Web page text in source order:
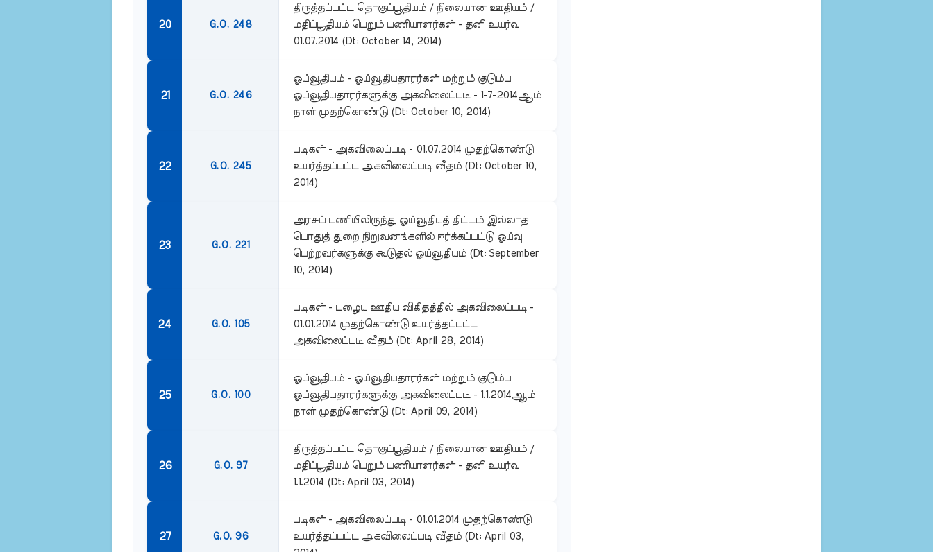
G.O. 248
திருத்தப்பட்ட தொகுப்பூதியம் / நிலையான ஊதியம் /
மதிப்பூதியம் பெறும் பணியாளர்கள் - தனி உயர்வு
01.07.2014 (Dt: October 14, 2014)
G.O. 246
ஓய்வூதியம் - ஓய்வூதியதாரர்கள் மற்றும் குடும்ப
ஓய்வூதியதாரர்களுக்கு அகவிலைப்படி - 1-7-2014ஆம்
நாள் முதற்கொண்டு (Dt: October 10, 2014)
G.O. 245
படிகள் - அகவிலைப்படி - 01.07.2014 முதற்கொண்டு
உயர்த்தப்பட்ட அகவிலைப்படி வீதம் (Dt: October 10,
2014)
G.O. 221
அரசுப் பணியிலிருந்து ஓய்வூதியத் திட்டம் இல்லாத
பொதுத் துறை நிறுவனங்களில் ஈர்க்கப்பட்டு ஓய்வு
பெற்றவர்களுக்கு கூடுதல் ஓய்வூதியம் (Dt: September
10, 2014)
G.O. 105
படிகள் - பழைய ஊதிய விகிதத்தில் அகவிலைப்படி -
01.01.2014 முதற்கொண்டு உயர்த்தப்பட்ட
அகவிலைப்படி வீதம் (Dt: April 28, 2014)
G.O. 100
ஓய்வூதியம் - ஓய்வூதியதாரர்கள் மற்றும் குடும்ப
ஓய்வூதியதாரர்களுக்கு அகவிலைப்படி - 1.1.2014ஆம்
நாள் முதற்கொண்டு (Dt: April 09, 2014)
G.O. 97
திருத்தப்பட்ட தொகுப்பூதியம் / நிலையான ஊதியம் /
மதிப்பூதியம் பெறும் பணியாளர்கள் - தனி உயர்வு
1.1.2014 (Dt: April 03, 2014)
G.O. 96
படிகள் - அகவிலைப்படி - 01.01.2014 முதற்கொண்டு
உயர்த்தப்பட்ட அகவிலைப்படி வீதம் (Dt: April 03,